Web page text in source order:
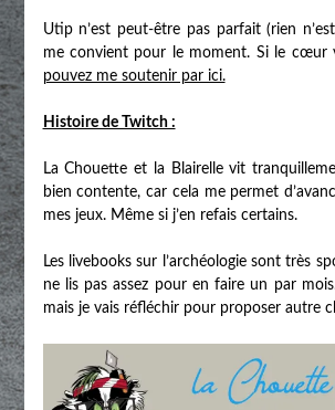
Utip n’est peut-être pas parfait (rien
me convient pour le moment. Si le
pouvez me soutenir par ici.
Histoire de Twitch :
La Chouette et la Blairelle vit
bien contente, car cela me permet
mes jeux. Même si j’en refais certains.
Les livebooks sur l’archéologie sont très
ne lis pas assez pour en faire un par
mais je vais réfléchir pour proposer autre